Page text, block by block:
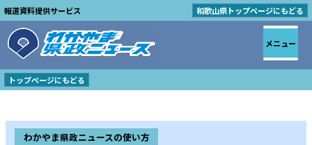
報道資料提供サービス 和歌山県トップページにもどる
トップページにもどる
わかやま県政ニュースの使い方
メニュー